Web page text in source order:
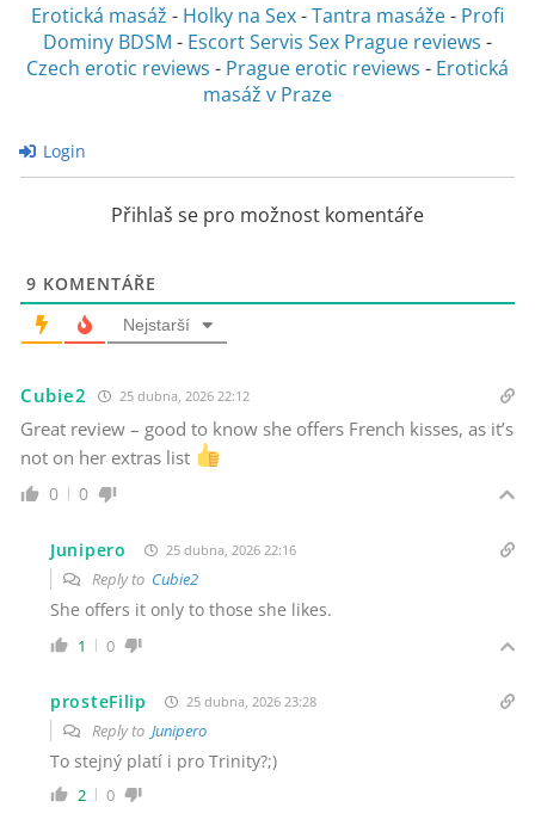
Erotická masáž - Holky na Sex-Tantra masáže- Profi
Dominy BDSM - Escort Servis Sex Prague reviews -
Czech erotic reviews - Prague erotic reviews - Erotická
masáž v Praze
Login
Přihlaš se pro možnost komentáře
9 KOMENTÁŘE
Nejstarší
Cubie2 25 dubna, 2026 22:12
Great review – good to know she offers French kisses, as it’s
not on her extras list
0 0
Junipero 25 dubna, 2026 22:16
Reply to Cubie2
She offers it only to those she likes.
1 0
prosteFilip 25 dubna, 2026 23:28
Reply to Junipero
To stejný platí i pro Trinity?;)
2 0